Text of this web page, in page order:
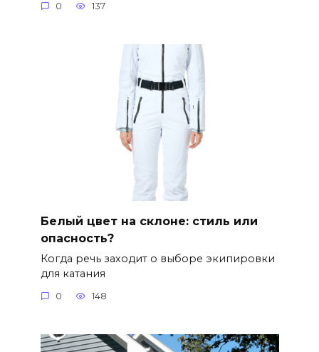
0 137
Белый цвет на склоне: стиль или
опасность?
Когда речь заходит о выборе экипировки
для катания
0 148